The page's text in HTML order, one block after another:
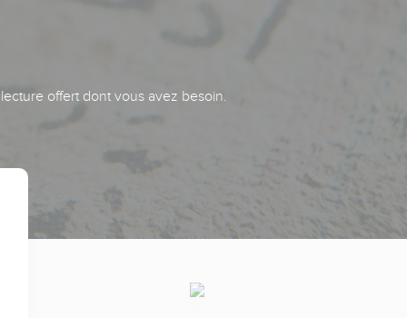
offert dont vous avez besoin.